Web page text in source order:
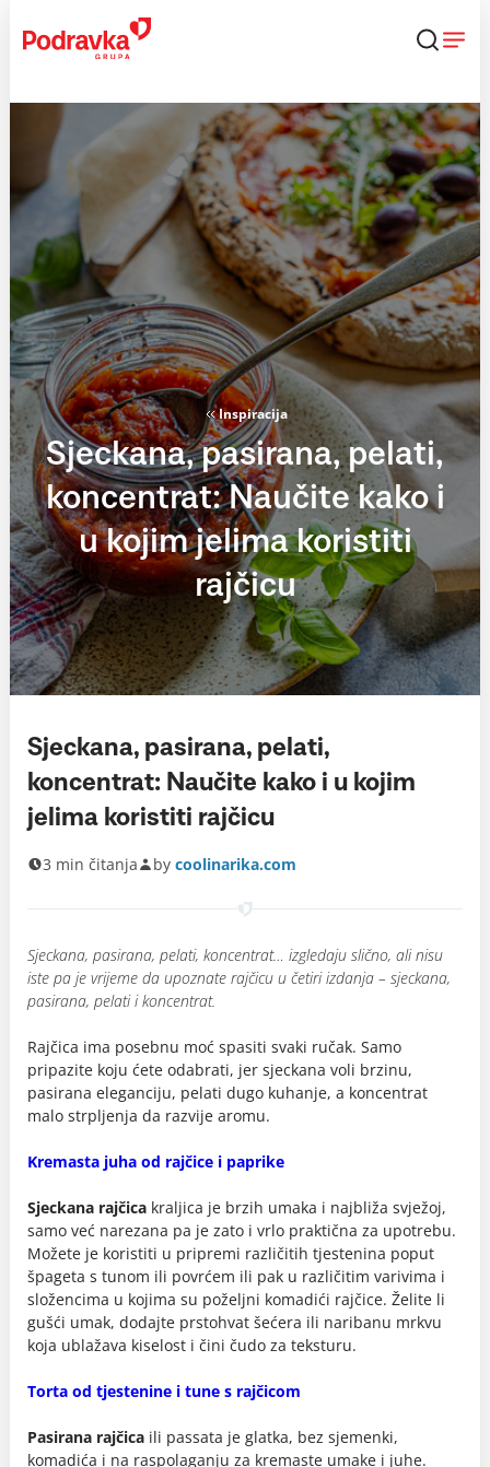
content
Inspiracija
Sjeckana, pasirana, pelati,
koncentrat: Naučite kako i
u kojim jelima koristiti
rajčicu
Sjeckana, pasirana, pelati,
koncentrat: Naučite kako i u kojim
jelima koristiti rajčicu
3 min čitanja by coolinarika.com
Sjeckana, pasirana, pelati, koncentrat… izgledaju slično, ali nisu
iste pa je vrijeme da upoznate rajčicu u četiri izdanja – sjeckana,
pasirana, pelati i koncentrat.
Rajčica ima posebnu moć spasiti svaki ručak. Samo
pripazite koju ćete odabrati, jer sjeckana voli brzinu,
pasirana eleganciju, pelati dugo kuhanje, a koncentrat
malo strpljenja da razvije aromu.
Kremasta juha od rajčice i paprike
Sjeckana rajčica kraljica je brzih umaka i najbliža svježoj,
samo već narezana pa je zato i vrlo praktična za upotrebu.
Možete je koristiti u pripremi različitih tjestenina poput
špageta s tunom ili povrćem ili pak u različitim varivima i
složencima u kojima su poželjni komadići rajčice. Želite li
gušći umak, dodajte prstohvat šećera ili naribanu mrkvu
koja ublažava kiselost i čini čudo za teksturu.
Torta od tjestenine i tune s rajčicom
Pasirana rajčica ili passata je glatka, bez sjemenki,
komadića i na raspolaganju za kremaste umake i juhe.